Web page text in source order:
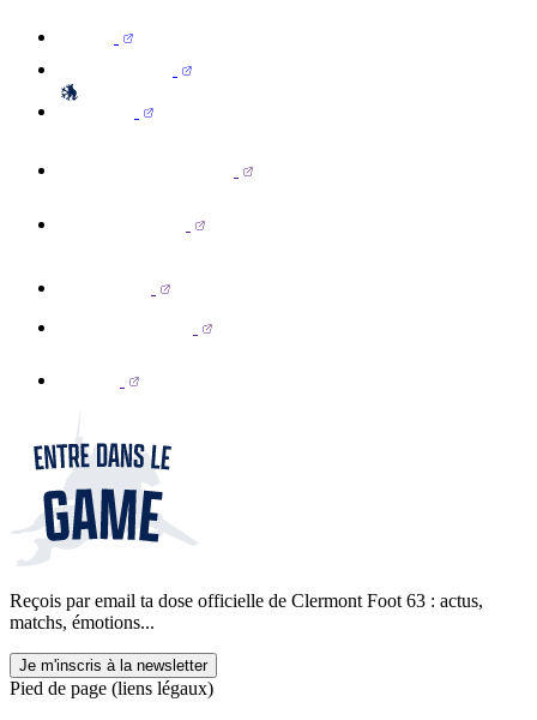
Reçois par email ta dose officielle de Clermont Foot 63 : actus,
matchs, émotions...
Je m'inscris à la newsletter
Pied de page (liens légaux)